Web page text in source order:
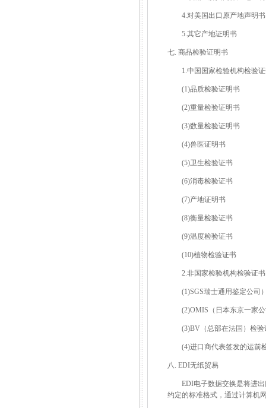
4.对美国出口原产地声明书
5.其它产地证明书
七. 商品检验证明书
1.中国国家检验机构检验证
(1)品质检验证明书
(2)重量检验证明书
(3)数量检验证明书
(4)兽医证明书
(5)卫生检验证书
(6)消毒检验证书
(7)产地证明书
(8)衡量检验证书
(9)温度检验证书
(10)植物检验证书
2.非国家检验机构检验证书
(1)SGS瑞士通用鉴定公司
(2)OMIS（日本东京一家公
(3)BV（总部在法国）检验
(4)进口商代表签发的运前
八. EDI无纸贸易
EDI电子数据交换是将进出
约定的标准格式，通过计算机